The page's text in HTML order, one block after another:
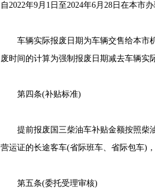
自2022年9月1日至2024年6月28日在本市
车辆实际报废日期为车辆交售给本市
废时间的计算为强制报废日期减去车辆实
第四条(补贴标准)
提前报废国三柴油车补贴金额按照柴
营运证的长途客车(省际班车、省际包车)
第五条(委托受理审核)